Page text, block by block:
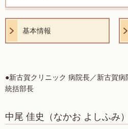
基本情報
●新古賀クリニック 病院長／新古賀
統括部長
中尾 佳史 （なかお よしふみ）